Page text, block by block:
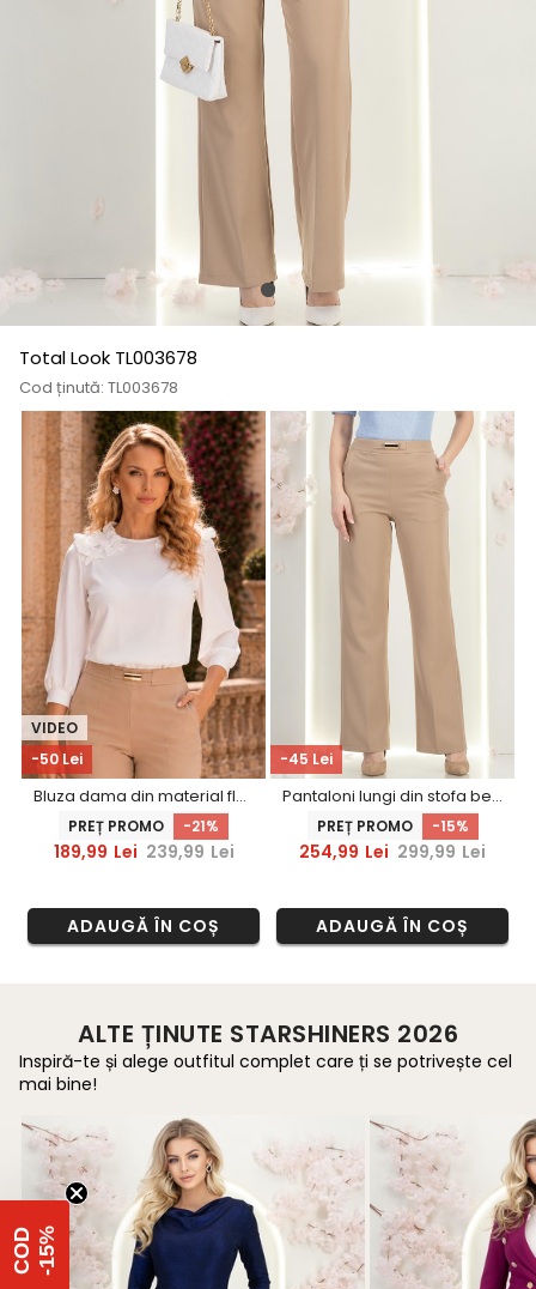
Total Look TL003678
Cod ținută: TL003678
-50 Lei
VIDEO
Bluza dama din material fluid ivoire cu croi larg si volanase - StarShinerS
PREȚ PROMO -21%
189,99 Lei 239,99 Lei
ADAUGĂ ÎN COȘ
-45 Lei
Pantaloni lungi din stofa bej evazati cu buzunare laterale si accesoriu in talie- StarShinerS
PREȚ PROMO -15%
254,99 Lei 299,99 Lei
ADAUGĂ ÎN COȘ
ALTE ȚINUTE STARSHINERS 2026
Inspiră-te și alege outfitul complet care ți se potrivește cel
mai bine!
C
O
D
-
1
5 %